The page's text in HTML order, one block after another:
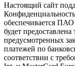
Настоящий сайт
обеспечивается
будет
предусмотренных
платежей по
соответствии с